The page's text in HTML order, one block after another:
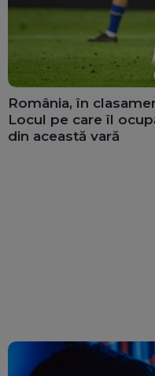
România, în
Locul pe care îl
din această vară